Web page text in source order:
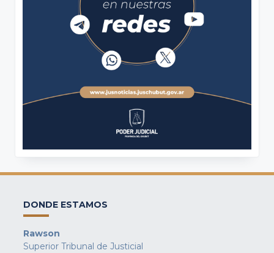
DONDE ESTAMOS
Rawson
Superior Tribunal de Justicial